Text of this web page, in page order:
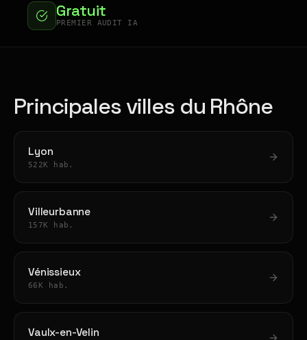
Gratuit
PREMIER AUDIT IA
Principales villes du Rhône
Lyon
522K hab.
Villeurbanne
157K hab.
Vénissieux
66K hab.
Vaulx-en-Velin